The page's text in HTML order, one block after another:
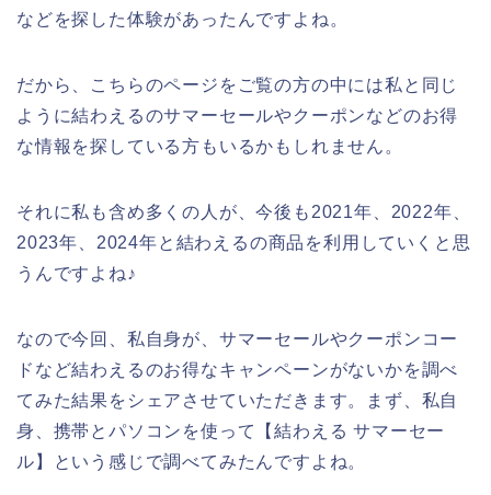
などを探した体験があったんですよね。
だから、こちらのページをご覧の方の中には私と同じ
ように結わえるのサマーセールやクーポンなどのお得
な情報を探している方もいるかもしれません。
それに私も含め多くの人が、今後も2021年、2022年、
2023年、2024年と結わえるの商品を利用していくと思
うんですよね♪
なので今回、私自身が、サマーセールやクーポンコー
ドなど結わえるのお得なキャンペーンがないかを調べ
てみた結果をシェアさせていただきます。まず、私自
身、携帯とパソコンを使って【結わえる サマーセー
ル】という感じで調べてみたんですよね。